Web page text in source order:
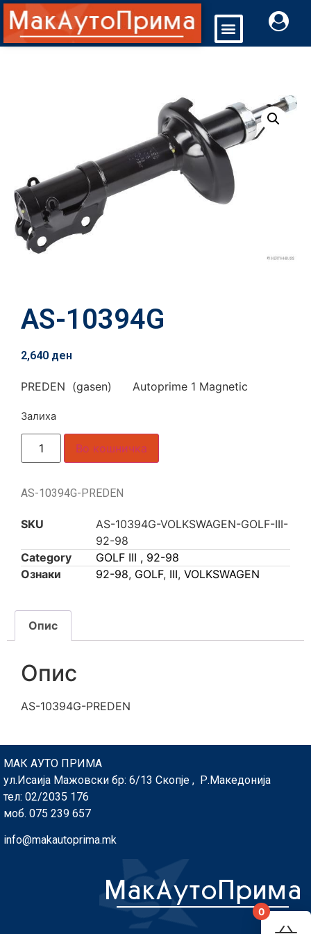
AS-10394G
2,640 ден
PREDEN (gasen) Autoprime 1 Magnetic
Залиха
Во кошничка
AS-10394G-PREDEN
SKU
AS-10394G-VOLKSWAGEN-GOLF-III-
92-98
Category
GOLF III , 92-98
Ознаки
92-98, GOLF, III, VOLKSWAGEN
Опис
Опис
AS-10394G-PREDEN
МАК АУТО ПРИМА
ул.Исаија Мажовски бр: 6/13 Скопје , Р.Македонија
тел: 02/2035 176
моб. 075 239 657
info@makautoprima.mk
0